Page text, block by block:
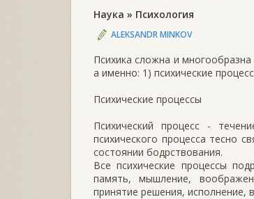
Наука » Психология
ALEKSANDR MINKOV
Психика сложна и
а именно: 1) психические
Психические процессы
Психический процесс -
психического процесса тесно
состоянии бодрствования.
Все психические процессы
память, мышление,
принятие решения, исполнение,